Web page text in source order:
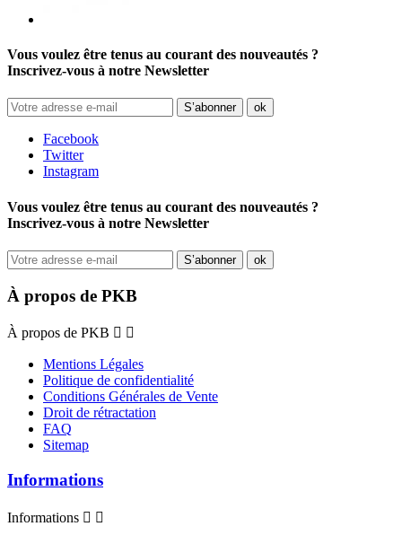
Vous voulez être tenus au courant des nouveautés ?
Inscrivez-vous à notre Newsletter
Facebook
Twitter
Instagram
Vous voulez être tenus au courant des nouveautés ?
Inscrivez-vous à notre Newsletter
À propos de PKB
À propos de PKB  
Mentions Légales
Politique de confidentialité
Conditions Générales de Vente
Droit de rétractation
FAQ
Sitemap
Informations
Informations  